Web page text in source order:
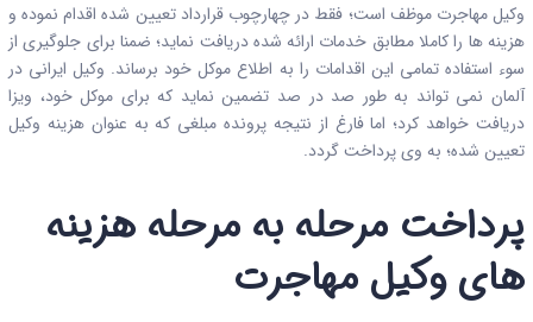
وکیل مهاجرت موظف است؛ فقط در چهارچوب قرارداد تعیین شده اقدام نموده و
هزینه ها را کاملا مطابق خدمات ارائه شده دریافت نماید؛ ضمنا برای جلوگیری از
سوء استفاده تمامی این اقدامات را به اطلاع موکل خود برساند. وکیل ایرانی در
آلمان نمی تواند به طور صد در صد تضمین نماید که برای موکل خود، ویزا
دریافت خواهد کرد؛ اما فارغ از نتیجه پرونده مبلغی که به عنوان هزینه وکیل
تعیین شده؛ به وی پرداخت گردد.
پرداخت مرحله به مرحله هزینه
های وکیل مهاجرت